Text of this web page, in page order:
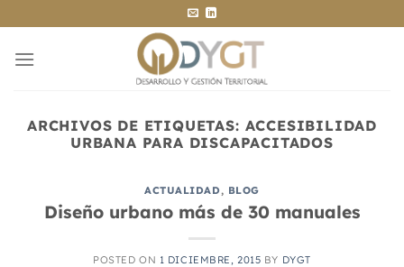
al
contenido
ARCHIVOS DE ETIQUETAS: ACCESIBILIDAD
URBANA PARA DISCAPACITADOS
ACTUALIDAD, BLOG
Diseño urbano más de 30 manuales
POSTED ON 1 DICIEMBRE, 2015 BY DYGT